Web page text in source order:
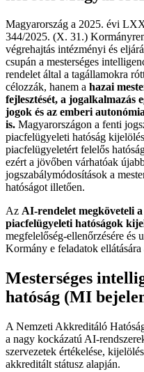
Magyarország a 2025. évi
344/2025. (X. 31.)
végrehajtás intézményi és
csupán a mesterséges
rendelet által a tagállamokra
célozzák, hanem a hazai
fejlesztését, a jogalkalmazás
jogok és az emberi
is. Magyarországon a fenti
piacfelügyeleti hatóság
piacfelügyeletért felelős
ezért a jövőben várhatóak
jogszabálymódosítások a
hatóságot illetően.
Az AI-rendelet megköveteli
piacfelügyeleti hatóságok
megfelelőség-ellenőrzésére és
Kormány e feladatok
Mesterséges
hatóság (MI
A Nemzeti Akkreditáló
a nagy kockázatú AI-
szervezetek értékelése,
akkreditált státusz alapján.